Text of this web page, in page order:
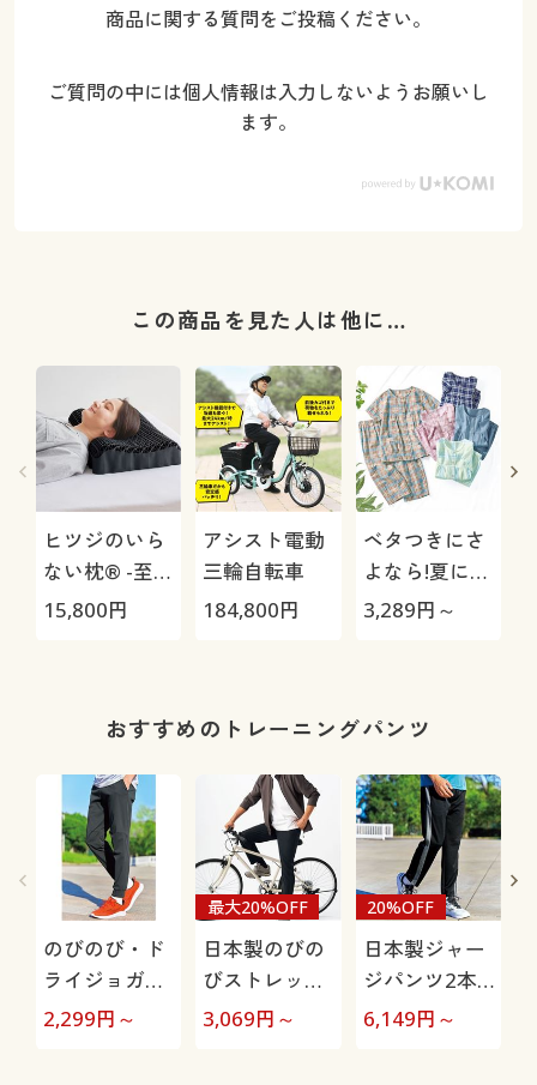
商品に関する質問をご投稿ください。
ご質問の中には個人情報は入力しないようお願いし
ます。
この商品を見た人は他に…
ヒツジのいら
ない枕® -至
極-
15,800円
アシスト電動
三輪自転車
184,800円
ベタつきにさ
よなら!夏に心
地いい爽やか
3,289円～
おすすめのトレーニングパンツ
のびのび・ド
ライジョガー
パンツ(吸汗・
2,299円～
日本製のびの
びストレッチ
パンツ(吸汗速
最大20%OFF
3,069円～
日本製ジャー
ジパンツ2本
組(吸汗速乾)
20%OFF
6,149円～